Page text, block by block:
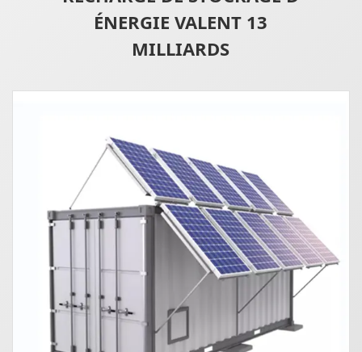
ÉNERGIE VALENT 13
MILLIARDS